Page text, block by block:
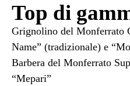
Top di
Grignolino del Monferrato
Name” (tradizionale) e
Barbera del Monferrato
“Mepari”